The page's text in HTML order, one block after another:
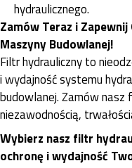
hydraulicznego.
Zamów Teraz i
Maszyny Budowlanej!
Filtr hydrauliczny to
i wydajność systemu
budowlanej. Zamów nasz
niezawodnością,
Wybierz nasz filtr
ochronę i wydajność